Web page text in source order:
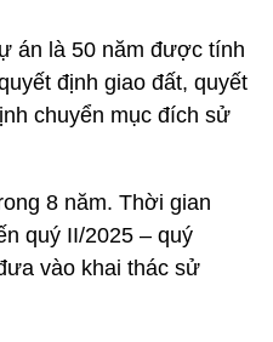
án là 50 năm được tính
định giao đất, quyết
chuyển mục đích sử
8 năm. Thời gian
quý II/2025 – quý
vào khai thác sử